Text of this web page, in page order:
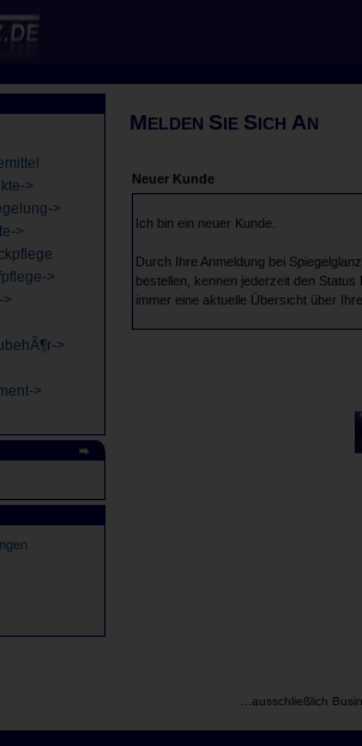
>
>
>
>
>
>
MELDEN SIE SICH AN
Neuer Kunde
Ich bin ein neuer Kunde.
Durch Ihre Anmeldung bei
bestellen, kennen jederzeit den
immer eine aktuelle Übersicht über
...ausschließlich